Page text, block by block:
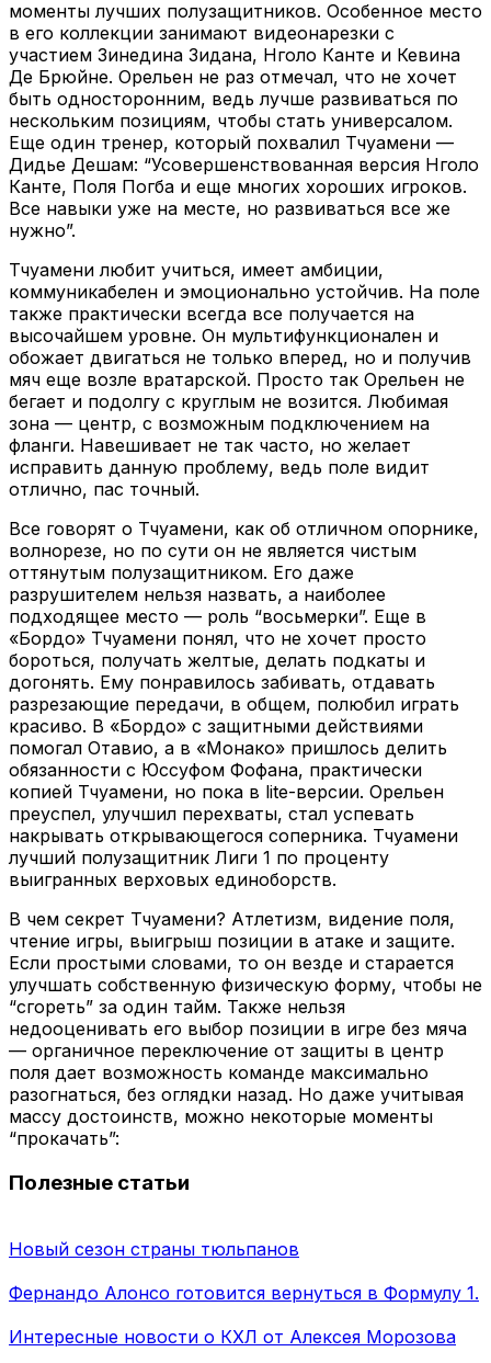
моменты лучших полузащитников. Особенное место
в его коллекции занимают видеонарезки с
участием Зинедина Зидана, Нголо Канте и Кевина
Де Брюйне. Орельен не раз отмечал, что не хочет
быть односторонним, ведь лучше развиваться по
нескольким позициям, чтобы стать универсалом.
Еще один тренер, который похвалил Тчуамени —
Дидье Дешам: “Усовершенствованная версия Нголо
Канте, Поля Погба и еще многих хороших игроков.
Все навыки уже на месте, но развиваться все же
нужно”.
Тчуамени любит учиться, имеет амбиции,
коммуникабелен и эмоционально устойчив. На поле
также практически всегда все получается на
высочайшем уровне. Он мультифункционален и
обожает двигаться не только вперед, но и получив
мяч еще возле вратарской. Просто так Орельен не
бегает и подолгу с круглым не возится. Любимая
зона — центр, с возможным подключением на
фланги. Навешивает не так часто, но желает
исправить данную проблему, ведь поле видит
отлично, пас точный.
Все говорят о Тчуамени, как об отличном опорнике,
волнорезе, но по сути он не является чистым
оттянутым полузащитником. Его даже
разрушителем нельзя назвать, а наиболее
подходящее место — роль “восьмерки”. Еще в
«Бордо» Тчуамени понял, что не хочет просто
бороться, получать желтые, делать подкаты и
догонять. Ему понравилось забивать, отдавать
разрезающие передачи, в общем, полюбил играть
красиво. В «Бордо» с защитными действиями
помогал Отавио, а в «Монако» пришлось делить
обязанности с Юссуфом Фофана, практически
копией Тчуамени, но пока в lite-версии. Орельен
преуспел, улучшил перехваты, стал успевать
накрывать открывающегося соперника. Тчуамени
лучший полузащитник Лиги 1 по проценту
выигранных верховых единоборств.
В чем секрет Тчуамени? Атлетизм, видение поля,
чтение игры, выигрыш позиции в атаке и защите.
Если простыми словами, то он везде и старается
улучшать собственную физическую форму, чтобы не
“сгореть” за один тайм. Также нельзя
недооценивать его выбор позиции в игре без мяча
— органичное переключение от защиты в центр
поля дает возможность команде максимально
разогнаться, без оглядки назад. Но даже учитывая
массу достоинств, можно некоторые моменты
“прокачать”:
Полезные статьи
Новый сезон страны тюльпанов
Фернандо Алонсо готовится вернуться в Формулу 1.
Интересные новости о КХЛ от Алексея Морозова